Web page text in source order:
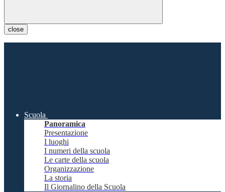
close
Scuola
Panoramica
Presentazione
I luoghi
I numeri della scuola
Le carte della scuola
Organizzazione
La storia
Il Giornalino della Scuola